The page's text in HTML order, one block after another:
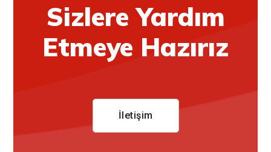
Sizlere Yardım
Etmeye Hazırız
İletişim